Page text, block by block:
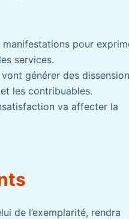
pour
services.
générer des
les contribuables.
va affecter la
de l’exemplarité, rendra